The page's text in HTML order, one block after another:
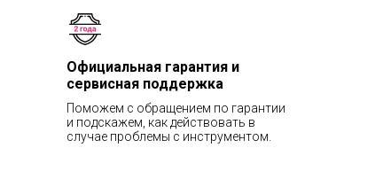
Официальная гарантия и
сервисная поддержка
Поможем с обращением по гарантии
и подскажем, как действовать в
случае проблемы с инструментом.